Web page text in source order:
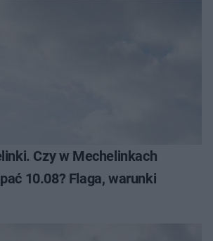
Czy w Mechelinkach
10.08? Flaga, warunki